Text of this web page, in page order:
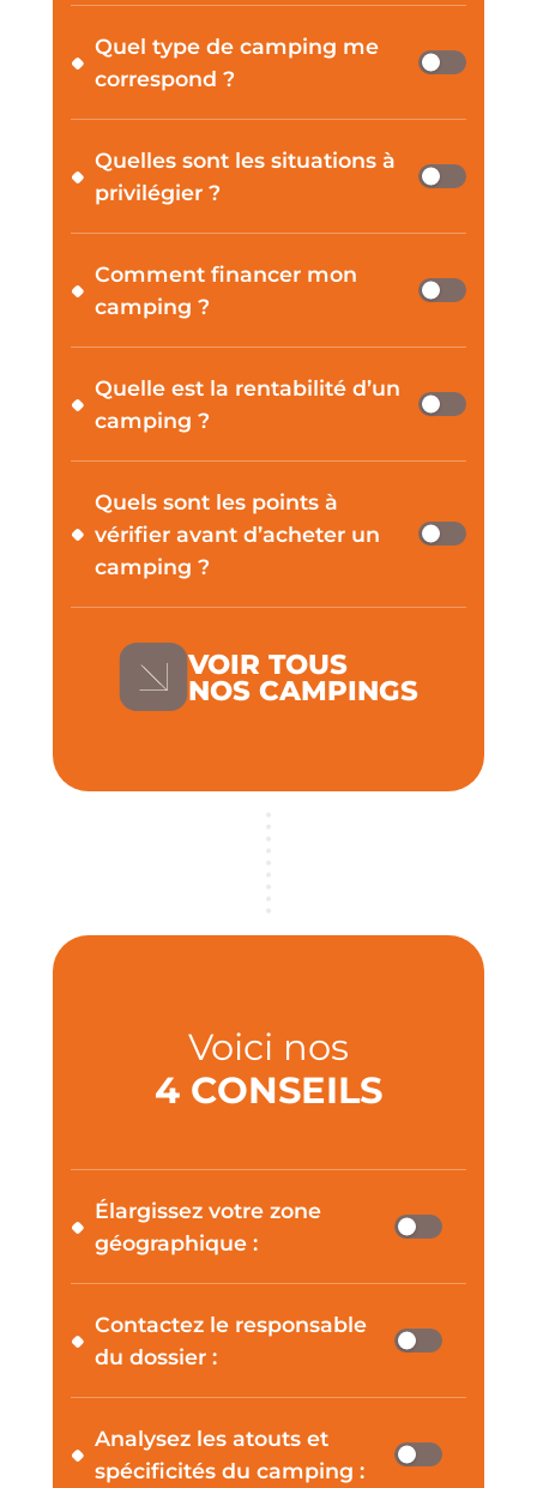
Quel type de camping me
correspond ?
Quelles sont les situations à
privilégier ?
Comment financer mon
camping ?
Quelle est la rentabilité d’un
camping ?
Quels sont les points à
vérifier avant d’acheter un
camping ?
VOIR TOUS
NOS CAMPINGS
Voici nos
4 CONSEILS
Élargissez votre zone
géographique :
Contactez le responsable
du dossier :
Analysez les atouts et
spécificités du camping :